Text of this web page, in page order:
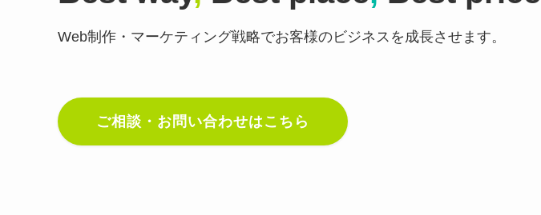
Web制作・マーケティング戦略でお客様のビジネスを成長させます。
ご相談・お問い合わせはこちら